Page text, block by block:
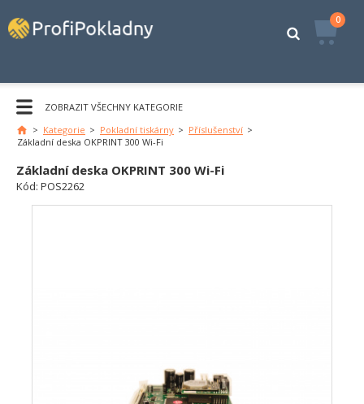
0
ZOBRAZIT VŠECHNY KATEGORIE
Hlavní
> Kategorie > Pokladní tiskárny > Příslušenství >
Základní deska OKPRINT 300 Wi-Fi
Základní deska OKPRINT 300 Wi-Fi
Kód: POS2262